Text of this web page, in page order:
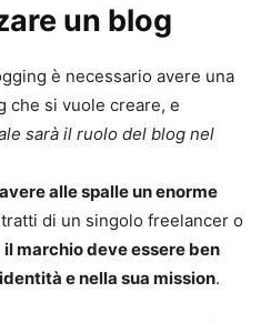
un blog
è necessario avere una
che si vuole creare, e
sarà il ruolo del blog nel
alle spalle un enorme
di un singolo freelancer o
il marchio deve essere ben
e nella sua mission.